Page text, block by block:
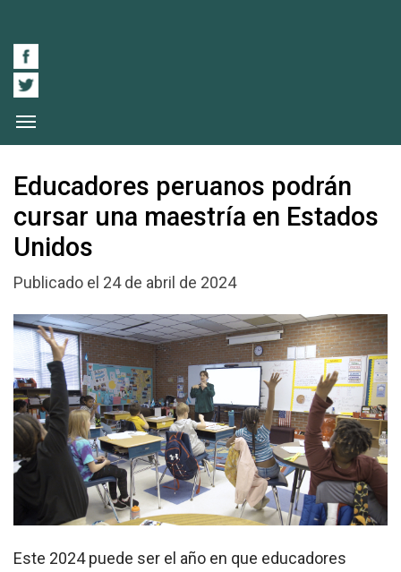
Educadores peruanos podrán
cursar una maestría en Estados
Unidos
Publicado el 24 de abril de 2024
Este 2024 puede ser el año en que educadores